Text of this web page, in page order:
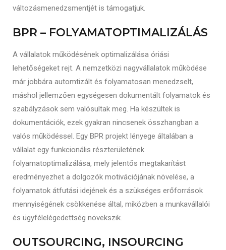
változásmenedzsmentjét is támogatjuk.
BPR – FOLYAMATOPTIMALIZÁLÁS
A vállalatok működésének optimalizálása óriási
lehetőségeket rejt. A nemzetközi nagyvállalatok működése
már jobbára automtizált és folyamatosan menedzselt,
máshol jellemzően egységesen dokumentált folyamatok és
szabályzások sem valósultak meg. Ha készültek is
dokumentációk, ezek gyakran nincsenek összhangban a
valós működéssel. Egy BPR projekt lényege általában a
vállalat egy funkcionális részterületének
folyamatoptimalizálása, mely jelentős megtakarítást
eredményezhet a dolgozók motivációjának növelése, a
folyamatok átfutási idejének és a szükséges erőforrások
mennyiségének csökkenése által, miközben a munkavállalói
és ügyfélelégedettség növekszik.
​OUTSOURCING, INSOURCING